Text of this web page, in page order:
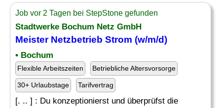
Job vor 2 Tagen bei StepStone gefunden
Stadtwerke Bochum Netz GmbH
Meister Netzbetrieb Strom (w/m/d)
• Bochum
Flexible Arbeitszeiten Betriebliche Altersvorsorge
30+ Urlaubstage Tarifvertrag
[. .. ] : Du konzeptionierst und überprüfst die